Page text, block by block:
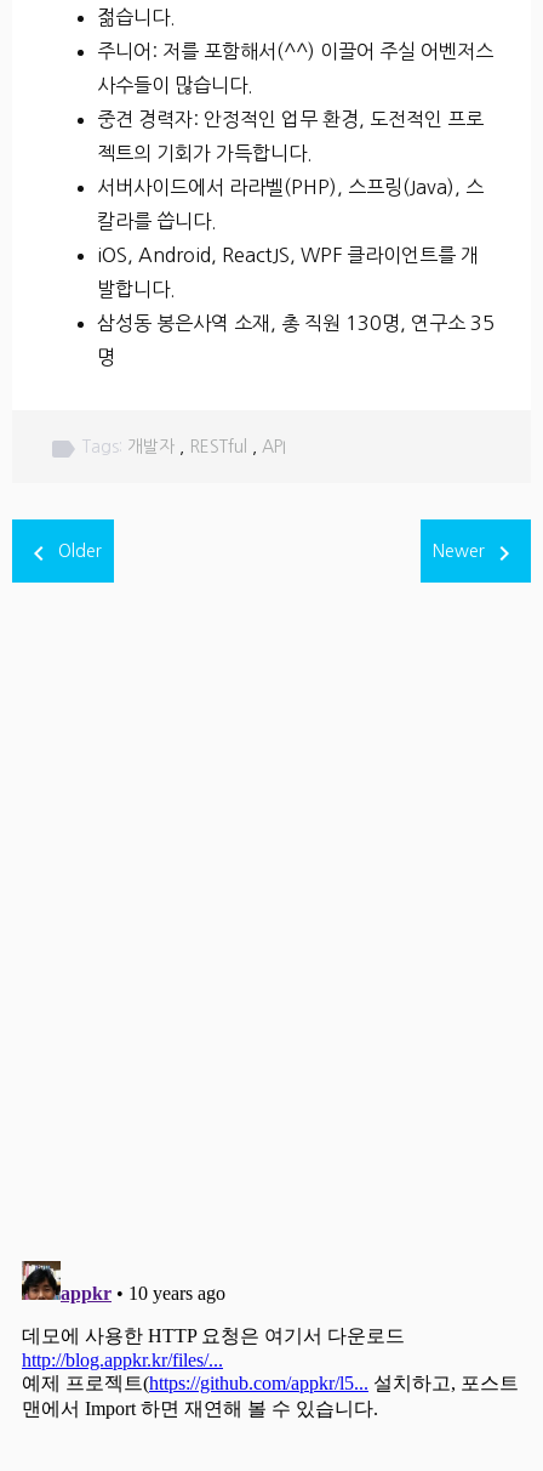
젊습니다.
주니어: 저를 포함해서(^^) 이끌어 주실 어벤저스
사수들이 많습니다.
중견 경력자: 안정적인 업무 환경, 도전적인 프로
젝트의 기회가 가득합니다.
서버사이드에서 라라벨(PHP), 스프링(Java), 스
칼라를 씁니다.
iOS, Android, ReactJS, WPF 클라이언트를 개
발합니다.
삼성동 봉은사역 소재, 총 직원 130명, 연구소 35
명
label Tags: 개발자 RESTful API
navigate_before Older Newer navigate_next